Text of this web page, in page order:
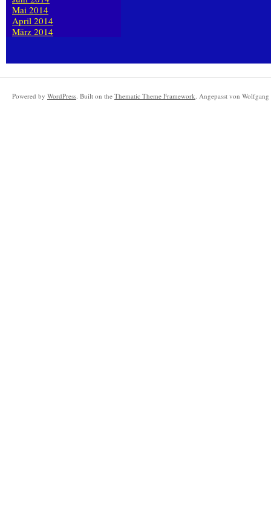
Mai 2014
April 2014
März 2014
Powered by WordPress. Built on the Thematic Theme Framework. Angepasst von